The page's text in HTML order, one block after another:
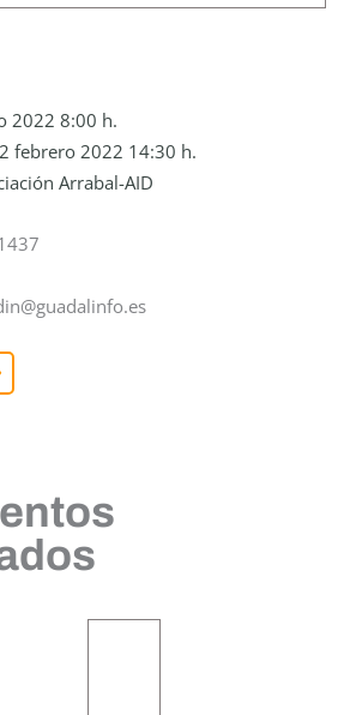
2022 8:00 h.
2 febrero 2022 14:30 h.
Arrabal-AID